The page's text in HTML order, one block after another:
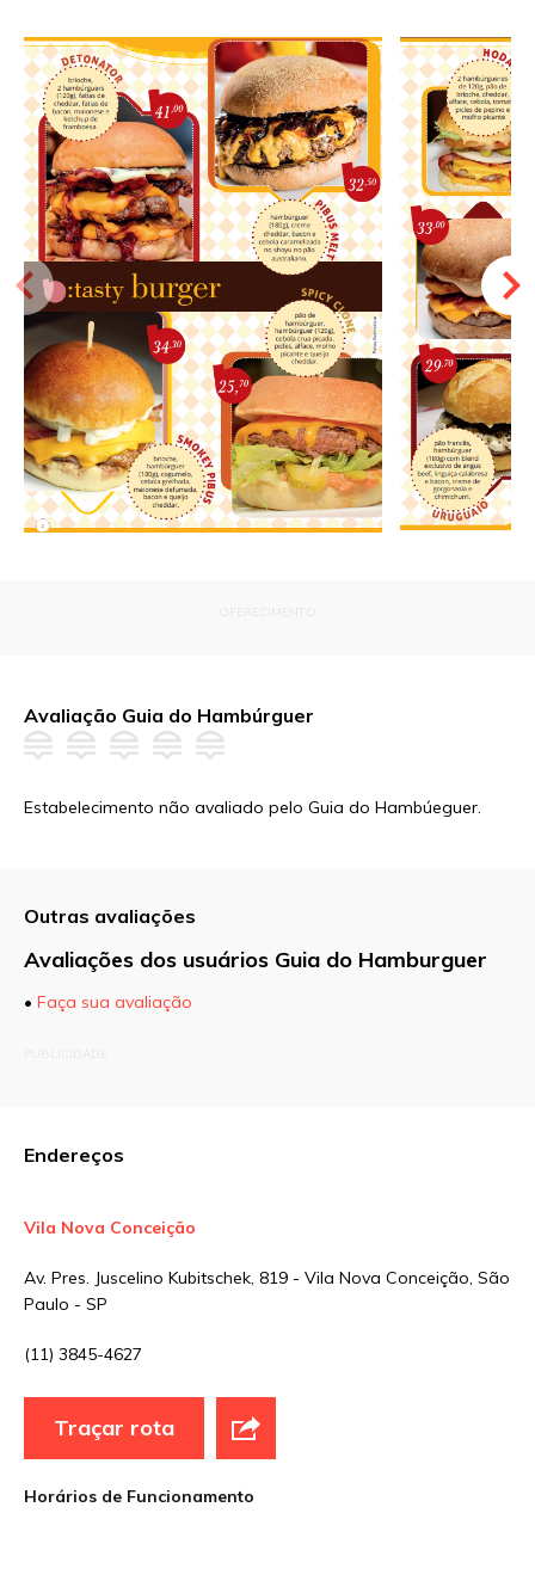
Avaliação Guia do Hambúrguer
Estabelecimento não avaliado pelo Guia do Hambúeguer.
Outras avaliações
Avaliações dos usuários Guia do Hamburguer
• Faça sua avaliação
E-mail*
Site
Sua avaliação
Endereços
Vila Nova Conceição
Av. Pres. Juscelino Kubitschek, 819 - Vila Nova Conceição, São
Paulo - SP
(11) 3845-4627
Traçar rota
Horários de Funcionamento